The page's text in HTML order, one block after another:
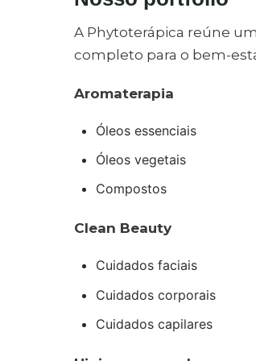
A Phytoterápica reúne
completo para o bem-
Aromaterapia
Óleos essenciais
Óleos vegetais
Compostos
Clean Beauty
Cuidados faciais
Cuidados corporais
Cuidados capilares